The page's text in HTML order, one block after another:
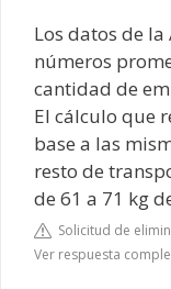
Los datos de
números
cantidad de
El cálculo que
base a las
resto de
de 61 a 71 kg
Solicitud de
Ver respuesta